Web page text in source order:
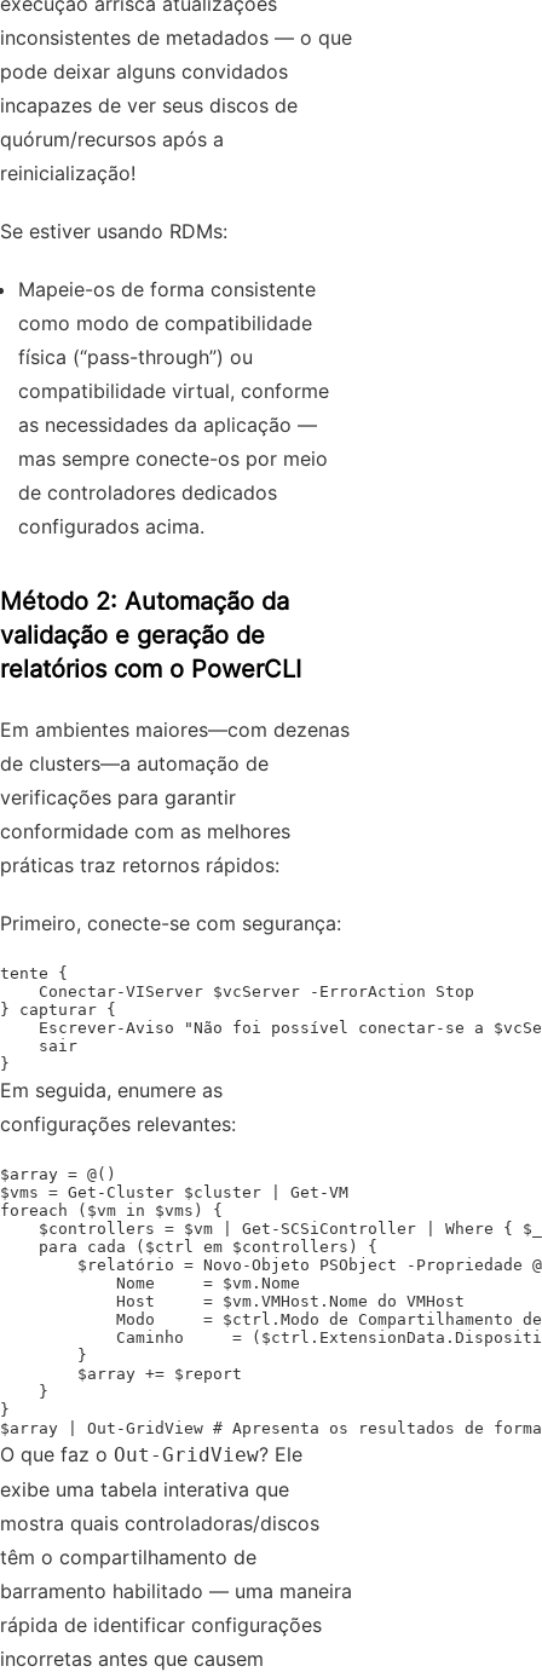
inconsistentes de metadados — o que
pode deixar alguns convidados
incapazes de ver seus discos de
quórum/recursos após a
reinicialização!
Se estiver usando RDMs:
Mapeie-os de forma consistente
como modo de compatibilidade
física (“pass-through”) ou
compatibilidade virtual, conforme
as necessidades da aplicação —
mas sempre conecte-os por meio
de controladores dedicados
configurados acima.
Método 2: Automação da
validação e geração de
relatórios com o PowerCLI
Em ambientes maiores—com dezenas
de clusters—a automação de
verificações para garantir
conformidade com as melhores
práticas traz retornos rápidos:
Primeiro, conecte-se com segurança:
tente {
Conectar-VIServer $vcServer -ErrorAction Stop
} capturar {
Escrever-Aviso "Não foi possível conectar-se a
sair
}
Em seguida, enumere as
configurações relevantes:
$array = @()
$vms = Get-Cluster $cluster | Get-VM
foreach ($vm in $vms) {
$controllers = $vm | Get-SCSiController | Where {
para cada ($ctrl em $controllers) {
$relatório = Novo-Objeto PSObject -Propriedade
Nome     = $vm.Nome
Host     = $vm.VMHost.Nome do VMHost
Modo     = $ctrl.Modo de Compartilhamento
Caminho     = ($ctrl.ExtensionData.Dispositivo |
}
$array += $report
}
}
$array | Out-GridView # Apresenta os resultados de
O que faz o Out-GridView? Ele
exibe uma tabela interativa que
mostra quais controladoras/discos
têm o compartilhamento de
barramento habilitado — uma maneira
rápida de identificar configurações
incorretas antes que causem